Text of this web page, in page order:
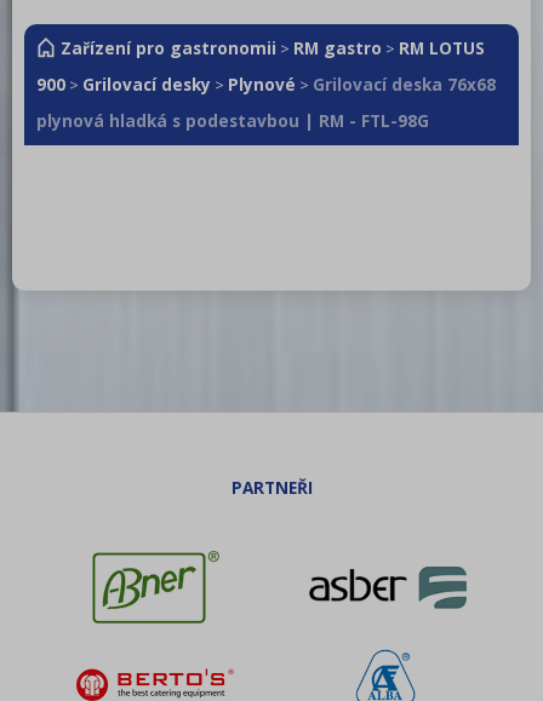
Zařízení pro gastronomii > RM gastro > RM LOTUS
900 > Grilovací desky > Plynové > Grilovací deska 76x68
plynová hladká s podestavbou | RM - FTL-98G